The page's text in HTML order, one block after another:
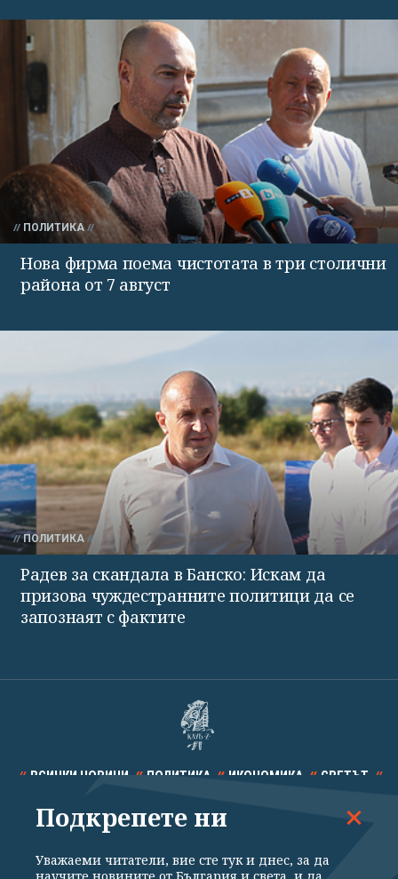
ПОЛИТИКА
Нова фирма поема чистотата в три столични
района от 7 август
ПОЛИТИКА
Радев за скандала в Банско: Искам да
призова чуждестранните политици да се
запознаят с фактите
ВСИЧКИ НОВИНИ ПОЛИТИКА ИКОНОМИКА СВЕТЪТ
СПОРТ КУЛТУРА ТЕХНОЛОГИИ КАЛЕЙДОСКОП
Подкрепете ни
Уважаеми читатели, вие сте тук и днес, за да